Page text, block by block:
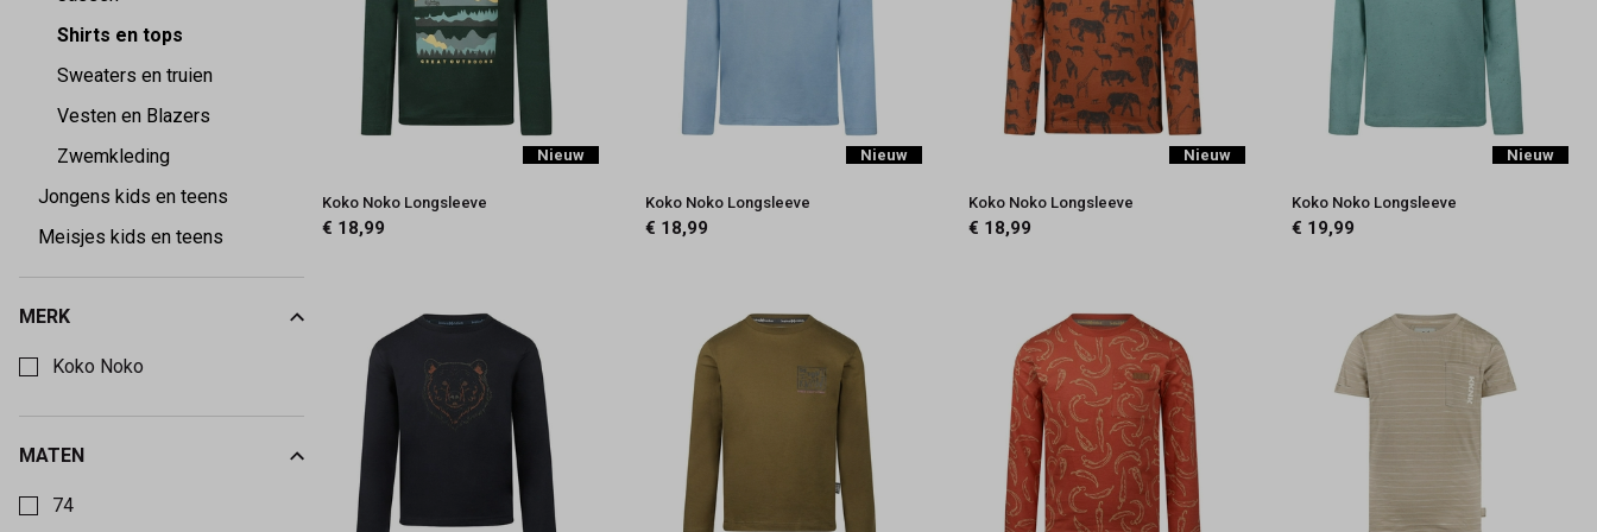
tops
Keez&Co
Shirts en tops
Sweaters en truien
Vesten en Blazers
Zwemkleding
Jongens kids en teens
Meisjes kids en teens
MERK
Koko Noko
MATEN
74
Nieuw
Koko Noko Longsleeve
€ 18,99
Nieuw
Koko Noko Longsleeve
€ 18,99
Nieuw
Koko Noko Longsleeve
€ 18,99
Nieuw
Koko Noko Longsleeve
€ 19,99